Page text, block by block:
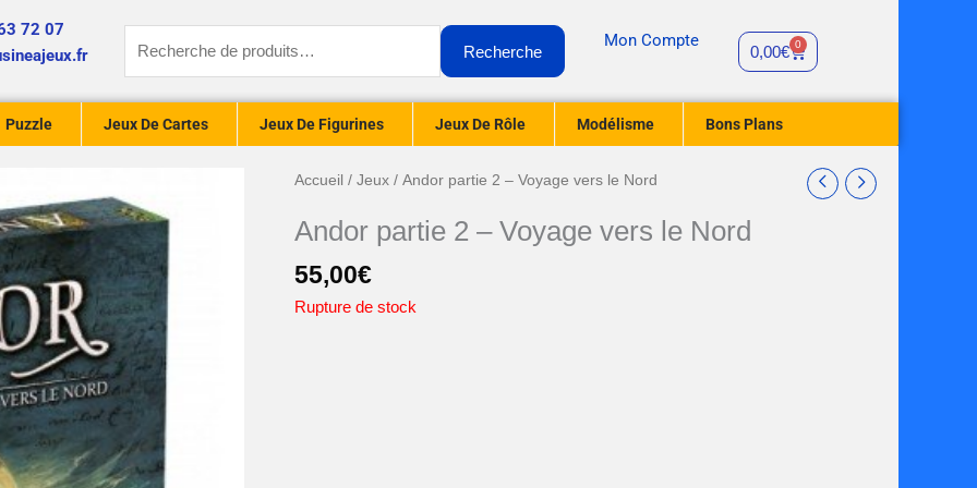
72 07
pour :
Recherche
Mon Compte
0,00€ 0
Panier
Puzzle Jeux De Cartes Jeux De Figurines Jeux De Rôle Modélisme Bons Plans
Accueil /Jeux / Andor partie 2 – Voyage vers le Nord
Andor partie 2 – Voyage vers le Nord
55,00€
Rupture de stock